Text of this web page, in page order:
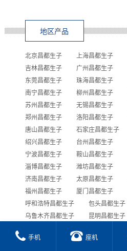
地区产品
北京昌都生子 上海昌都生子
吉林昌都生子
广州昌都生子
东莞昌都生子
珠海昌都生子
南宁昌都生子
柳州昌都生子
苏州昌都生子
无锡昌都生子
郑州昌都生子
洛阳昌都生子
唐山昌都生子
石家庄昌都生子
绍兴昌都生子
台州昌都生子
宁波昌都生子
鞍山昌都生子
淄博昌都生子
潍坊昌都生子
济南昌都生子
太原昌都生子
福州昌都生子
厦门昌都生子
呼和浩特昌都生子
包头昌都生子
乌鲁木齐昌都生子
昆明昌都生子
手机
座机